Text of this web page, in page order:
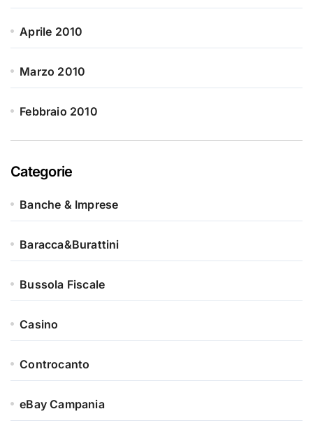
Aprile 2010
Marzo 2010
Febbraio 2010
Categorie
Banche & Imprese
Baracca&Burattini
Bussola Fiscale
Casino
Controcanto
eBay Campania